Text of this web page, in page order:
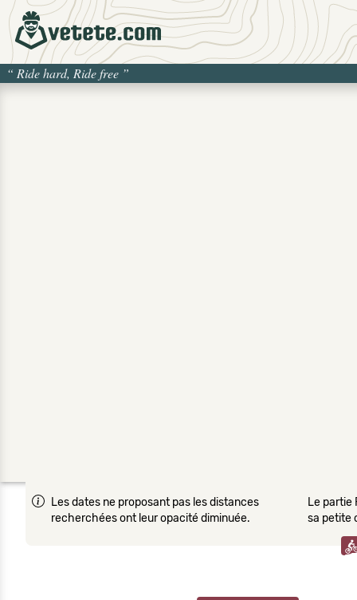
“ Ride hard, Ride free ”
Les dates ne proposant pas les distances
recherchées ont leur opacité diminuée.
Le partie
sa petite